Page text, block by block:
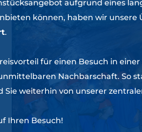
aufgrund eines
können, haben wir
.
für einen Besuch in
Nachbarschaft. So
Sie weiterhin von unserer
Ihren Besuch!